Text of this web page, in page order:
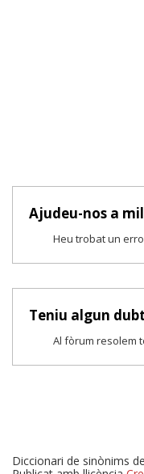
Ajudeu-nos a
Heu trobat un
Teniu algun
Al fòrum resolem
Diccionari de sinònims